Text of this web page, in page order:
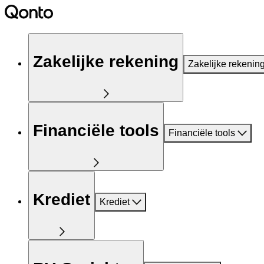
Zakelijke rekening Zakelijke
Financiële tools Financiële tools
Krediet Krediet